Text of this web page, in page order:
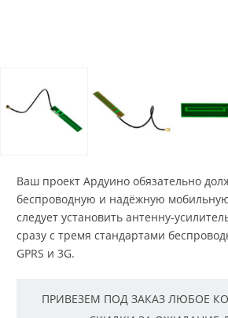
Ваш проект Ардуино обязательно
беспроводную и надёжную мобильную
следует установить антенну-
сразу с тремя стандартами
GPRS и 3G.
ПРИВЕЗЕМ ПОД ЗАКАЗ ЛЮБОЕ